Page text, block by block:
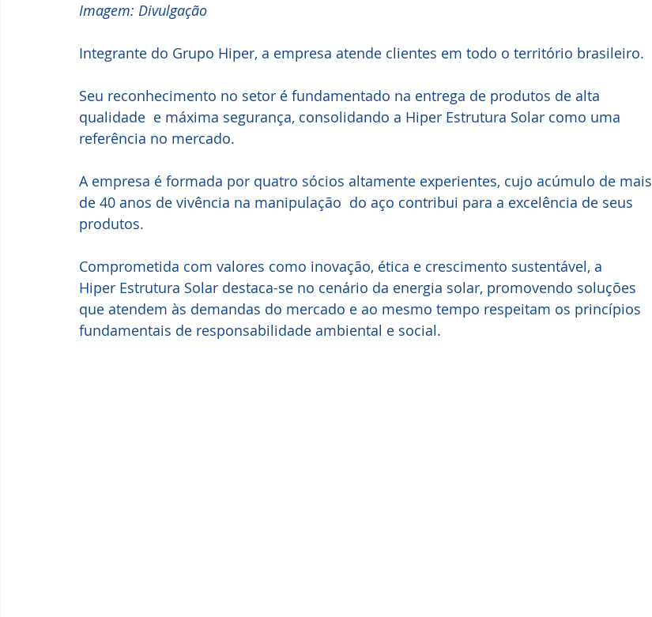
Imagem: Divulgação
Integrante do Grupo Hiper, a empresa atende clientes em todo o território brasileiro.
Seu reconhecimento no setor é fundamentado na entrega de produtos de alta
qualidade  e máxima segurança, consolidando a Hiper Estrutura Solar como uma
referência no mercado.
A empresa é formada por quatro sócios altamente experientes, cujo acúmulo de mais
de 40 anos de vivência na manipulação  do aço contribui para a excelência de seus
produtos.
Comprometida com valores como inovação, ética e crescimento sustentável, a
Hiper Estrutura Solar destaca-se no cenário da energia solar, promovendo soluções
que atendem às demandas do mercado e ao mesmo tempo respeitam os princípios
fundamentais de responsabilidade ambiental e social.